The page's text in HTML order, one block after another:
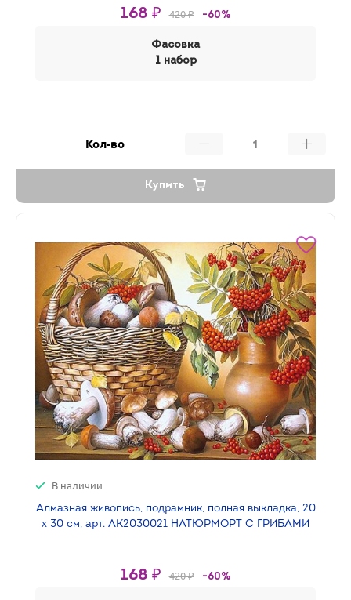
168 ₽ 420 ₽ -60%
Фасовка
1 набор
Кол-во
Купить
В наличии
Алмазная живопись, подрамник, полная выкладка, 20
х 30 см, арт. AK2030021 НАТЮРМОРТ С ГРИБАМИ
168 ₽ 420 ₽ -60%